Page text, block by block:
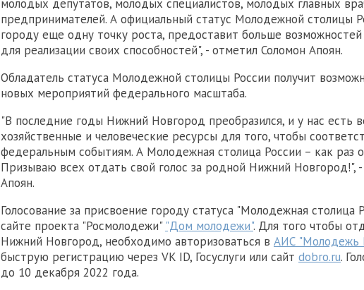
молодых депутатов, молодых специалистов, молодых главных
предпринимателей. А официальный статус Молодежной столицы
городу еще одну точку роста, предоставит больше
для реализации своих способностей", - отметил Соломон Апоян.
Обладатель статуса Молодежной столицы России получит
новых мероприятий федерального масштаба.
"В последние годы Нижний Новгород преобразился, и у нас есть
хозяйственные и человеческие ресурсы для того, чтобы
федеральным событиям. А Молодежная столица России – как раз
Призываю всех отдать свой голос за родной Нижний Новгород!",
Апоян.
Голосование за присвоение городу статуса "Молодежная столица
сайте проекта "Росмолодежи" "Дом молодежи". Для того чтобы
Нижний Новгород, необходимо авторизоваться в АИС "Молодежь
быструю регистрацию через VK ID, Госуслуги или сайт dobro.ru.
до 10 декабря 2022 года.